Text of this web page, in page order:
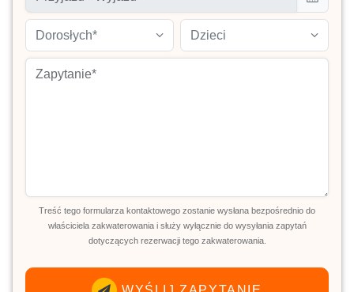
Dorosłych* Dzieci
Treść tego formularza kontaktowego zostanie wysłana bezpośrednio do
właściciela zakwaterowania i służy wyłącznie do wysyłania zapytań
dotyczących rezerwacji tego zakwaterowania.